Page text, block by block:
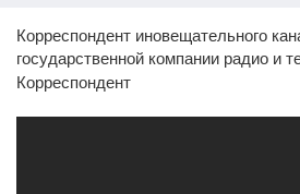
Корреспондент иновещательного
государственной компании радио и
Корреспондент